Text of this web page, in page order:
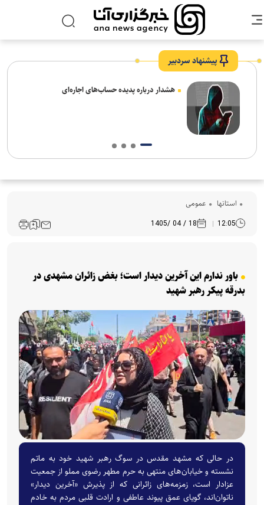
پیشنهاد سردبیر
هشدار درباره پدیده حساب‌های اجاره‌ای
استانها عمومی
12:05
18 / 04 /1405
باور ندارم این آخرین دیدار است؛ بغض زائران مشهدی در
بدرقه پیکر رهبر شهید
در حالی که مشهد مقدس در سوگ رهبر شهید خود به ماتم
نشسته و خیابان‌های منتهی به حرم مطهر رضوی مملو از جمعیت
عزادار است، زمزمه‌های زائرانی که از پذیرش «آخرین دیدار»
ناتوان‌اند، گویای عمق پیوند عاطفی و ارادت قلبی مردم به خادم